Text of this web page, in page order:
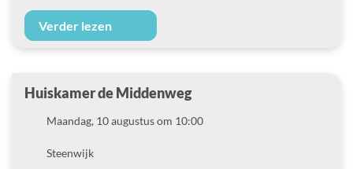
Verder lezen
Huiskamer de Middenweg
DatumMaandag, 10 augustus om 10:00
LocatieSteenwijk